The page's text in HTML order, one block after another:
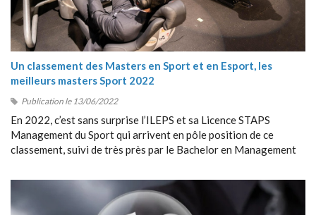
Un classement des Masters en Sport et en Esport, les
meilleurs masters Sport 2022
Publication le 13/06/2022
En 2022, c’est sans surprise l’ILEPS et sa Licence STAPS
Management du Sport qui arrivent en pôle position de ce
classement, suivi de très près par le Bachelor en Management